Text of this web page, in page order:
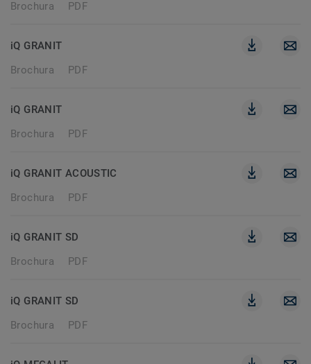
Brochura
PDF
iQ GRANIT
Brochura
PDF
iQ GRANIT
Brochura
PDF
iQ GRANIT ACOUSTIC
Brochura
PDF
iQ GRANIT SD
Brochura
PDF
iQ GRANIT SD
Brochura
PDF